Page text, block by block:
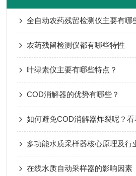
全自动农药残留检测仪主要有哪
农药残留检测仪都有哪些特性
叶绿素仪主要有哪些特点？
COD消解器的优势有哪些？
如何避免COD消解器炸裂呢？看
多功能水质采样器核心原理及行
在线水质自动采样器的影响因素